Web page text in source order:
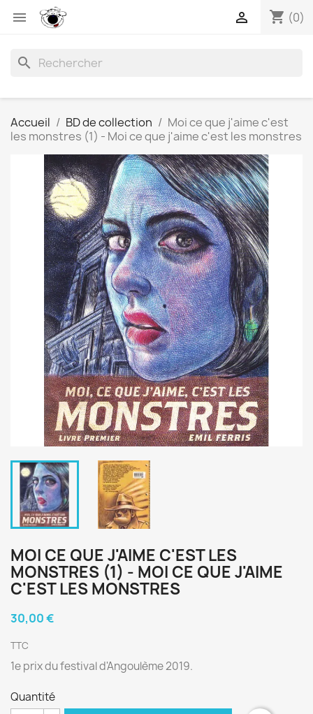
 shopping_cart (0)

search
Accueil BD de collection
Moi ce que j'aime c'est
les monstres (1) - Moi ce que j'aime c'est les monstres
MOI CE QUE J'AIME C'EST LES
MONSTRES (1) - MOI CE QUE J'AIME
C'EST LES MONSTRES
30,00 €
TTC
1e prix du festival d'Angoulème 2019.
Quantité